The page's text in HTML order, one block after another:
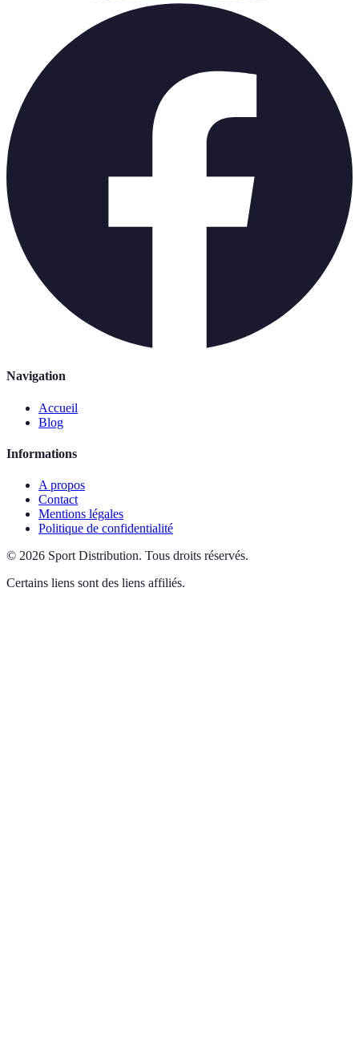
Navigation
Accueil
Blog
Informations
A propos
Contact
Mentions légales
Politique de confidentialité
© 2026 Sport Distribution. Tous droits réservés.
Certains liens sont des liens affiliés.